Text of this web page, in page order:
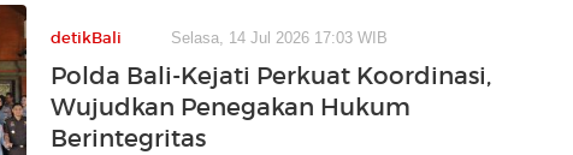
detikBali Selasa, 14 Jul 2026 17:03 WIB
Polda Bali-Kejati Perkuat Koordinasi,
Wujudkan Penegakan Hukum
Berintegritas